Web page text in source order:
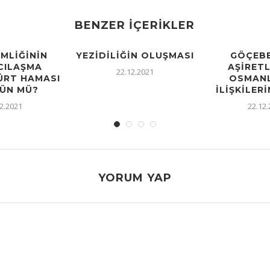
BENZER İÇERIKLER
HAMASI
MÜ?
YEZIDILIĞIN OLUŞMASI
22.12.2021
YORUM YAP